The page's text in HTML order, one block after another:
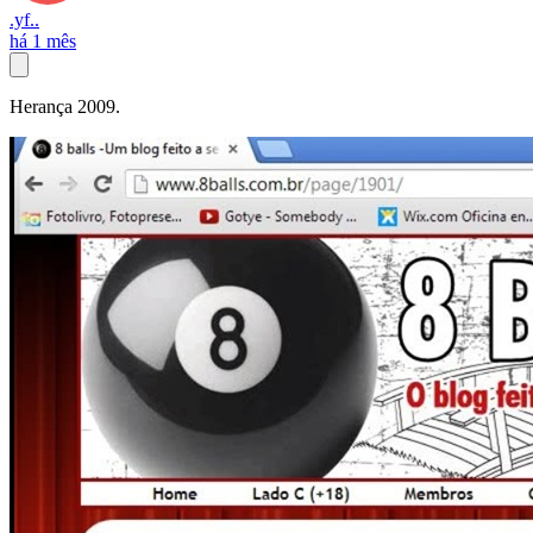
.yf..
há 1 mês
Herança 2009.